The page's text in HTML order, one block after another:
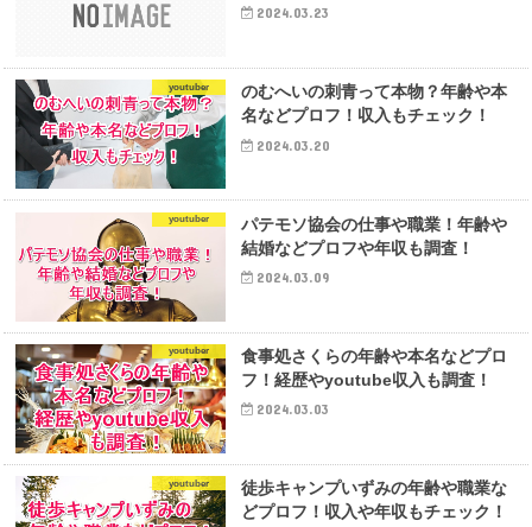
2024.03.23
youtuber
のむへいの刺青って本物？年齢や本
名などプロフ！収入もチェック！
2024.03.20
youtuber
パテモソ協会の仕事や職業！年齢や
結婚などプロフや年収も調査！
2024.03.09
youtuber
食事処さくらの年齢や本名などプロ
フ！経歴やyoutube収入も調査！
2024.03.03
youtuber
徒歩キャンプいずみの年齢や職業な
どプロフ！収入や年収もチェック！